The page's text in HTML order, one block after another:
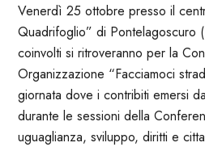
Venerdì 25 ottobre presso il
Quadrifoglio” di Pontelagoscuro
coinvolti si ritroveranno per la
Organizzazione “Facciamoci
giornata dove i contribiti emersi
durante le sessioni della
uguaglianza, sviluppo, diritti e